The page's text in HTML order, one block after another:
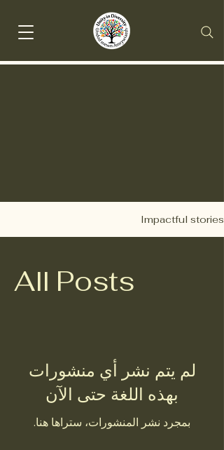
Impactful stories
All Posts
لم يتم نشر أي منشورات
بهذه اللغة حتى الآن
بمجرد نشر المنشورات، ستراها هنا.